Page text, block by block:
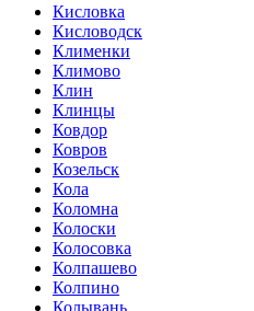
Кисловка
Кисловодск
Клименки
Климово
Клин
Клинцы
Ковдор
Ковров
Козельск
Кола
Коломна
Колоски
Колосовка
Колпашево
Колпино
Колывань